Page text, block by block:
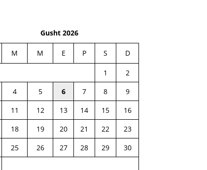
Gusht 2026
M M E P S D
1
2
4 5 6 7 8
9
11 12 13 14 15
16
18 19 20 21 22
23
25 26 27 28 29
30